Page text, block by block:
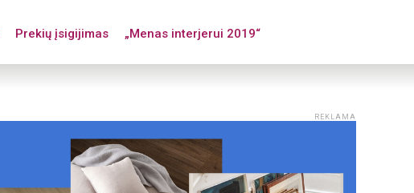
Prekių įsigijimas „Menas interjerui 2019“
REKLAMA